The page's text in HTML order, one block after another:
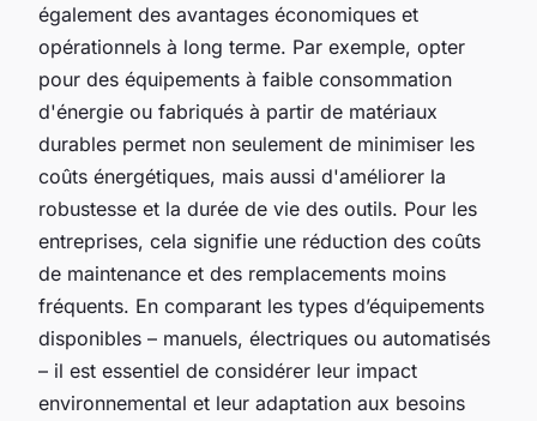
également des avantages économiques et
opérationnels à long terme. Par exemple, opter
pour des équipements à faible consommation
d'énergie ou fabriqués à partir de matériaux
durables permet non seulement de minimiser les
coûts énergétiques, mais aussi d'améliorer la
robustesse et la durée de vie des outils. Pour les
entreprises, cela signifie une réduction des coûts
de maintenance et des remplacements moins
fréquents. En comparant les types d’équipements
disponibles – manuels, électriques ou automatisés
– il est essentiel de considérer leur impact
environnemental et leur adaptation aux besoins